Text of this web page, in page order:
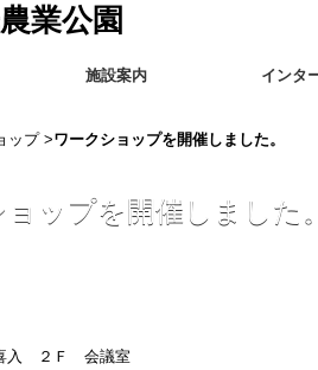
施設案内 インタ
ップ>ワークショップを開催しました。
ップを開催しました。
入 ２Ｆ 会議室